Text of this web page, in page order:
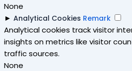
None
► Analytical Cookies Remark
Analytical cookies track visitor
insights on metrics like visitor
traffic sources.
None